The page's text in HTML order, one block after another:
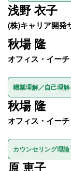
浅野 衣子
(株)キャリア開発
秋場 隆
オフィス・イー
職業理解／自己理解
秋場 隆
オフィス・イー
カウンセリング理論
原 恵子